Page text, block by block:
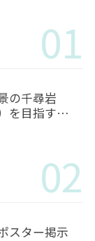
01
の千尋岩
を目指す…
02
スター掲示